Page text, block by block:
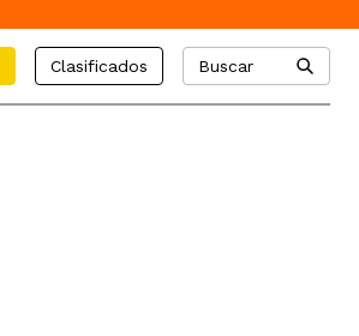
Clasificados Buscar